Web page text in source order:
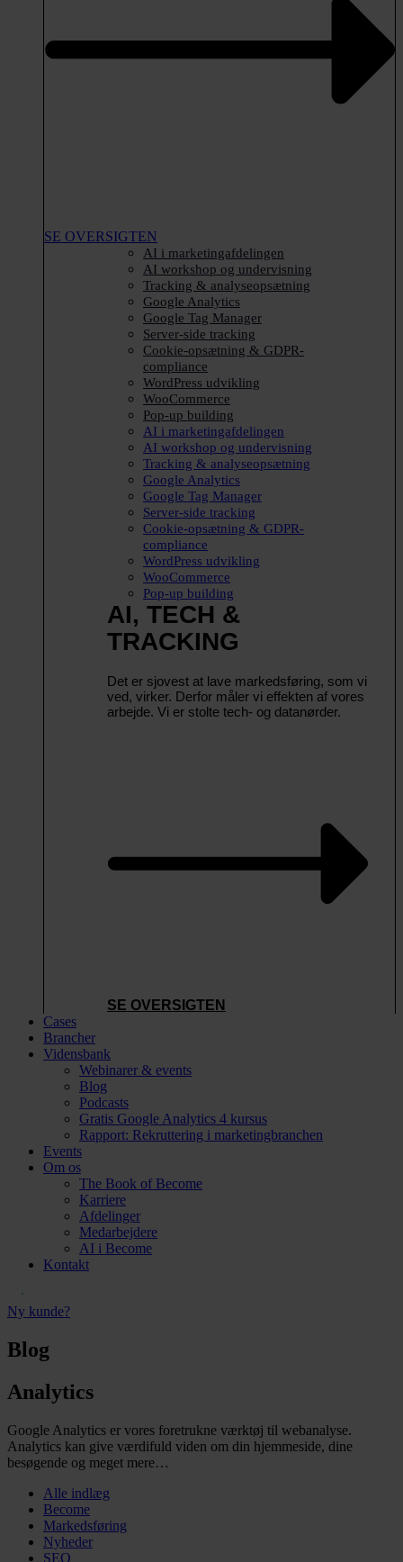
SE OVERSIGTEN
AI i marketingafdelingen
AI workshop og undervisning
Tracking & analyseopsætning
Google Analytics
Google Tag Manager
Server-side tracking
Cookie-opsætning & GDPR-
compliance
WordPress udvikling
WooCommerce
Pop-up building
AI i marketingafdelingen
AI workshop og undervisning
Tracking & analyseopsætning
Google Analytics
Google Tag Manager
Server-side tracking
Cookie-opsætning & GDPR-
compliance
WordPress udvikling
WooCommerce
Pop-up building
AI, TECH &
TRACKING
Det er sjovest at lave markedsføring, som vi
ved, virker. Derfor måler vi effekten af vores
arbejde. Vi er stolte tech- og datanørder.
SE OVERSIGTEN
Cases
Brancher
Vidensbank
Webinarer & events
Blog
Podcasts
Gratis Google Analytics 4 kursus
Rapport: Rekruttering i marketingbranchen
Events
Om os
The Book of Become
Karriere
Afdelinger
Medarbejdere
AI i Become
Kontakt
Ny kunde?
Blog
Analytics
Google Analytics er vores foretrukne værktøj til webanalyse.
Analytics kan give værdifuld viden om din hjemmeside, dine
besøgende og meget mere…
Alle indlæg
Become
Markedsføring
Nyheder
SEO